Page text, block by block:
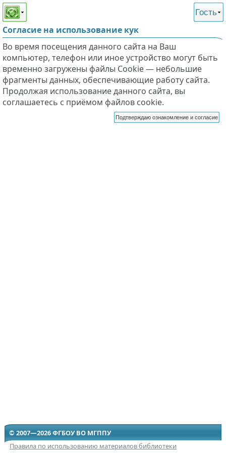
Этот сайт поддерживает
слабовидящих
Гость
Согласие на использование кук
Во время посещения данного сайта на Ваш
компьютер, телефон или иное устройство могут быть
временно загружены файлы Cookie — небольшие
фрагменты данных, обеспечивающие работу сайта.
Продолжая использование данного сайта, вы
соглашаетесь с приёмом файлов cookie.
Подтверждаю ознакомление и согласие
© 2007—2026 ФГБОУ ВО МГППУ
Правила по использованию материалов библиотеки